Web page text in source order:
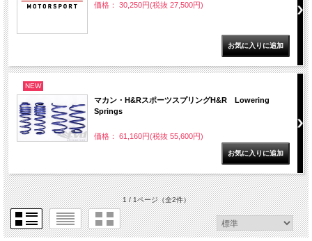
価格： 30,250円(税抜 27,500円)
NEW
マカン・H&RスポーツスプリングH&R Lowering
Springs
価格： 61,160円(税抜 55,600円)
1 / 1ページ（全2件）